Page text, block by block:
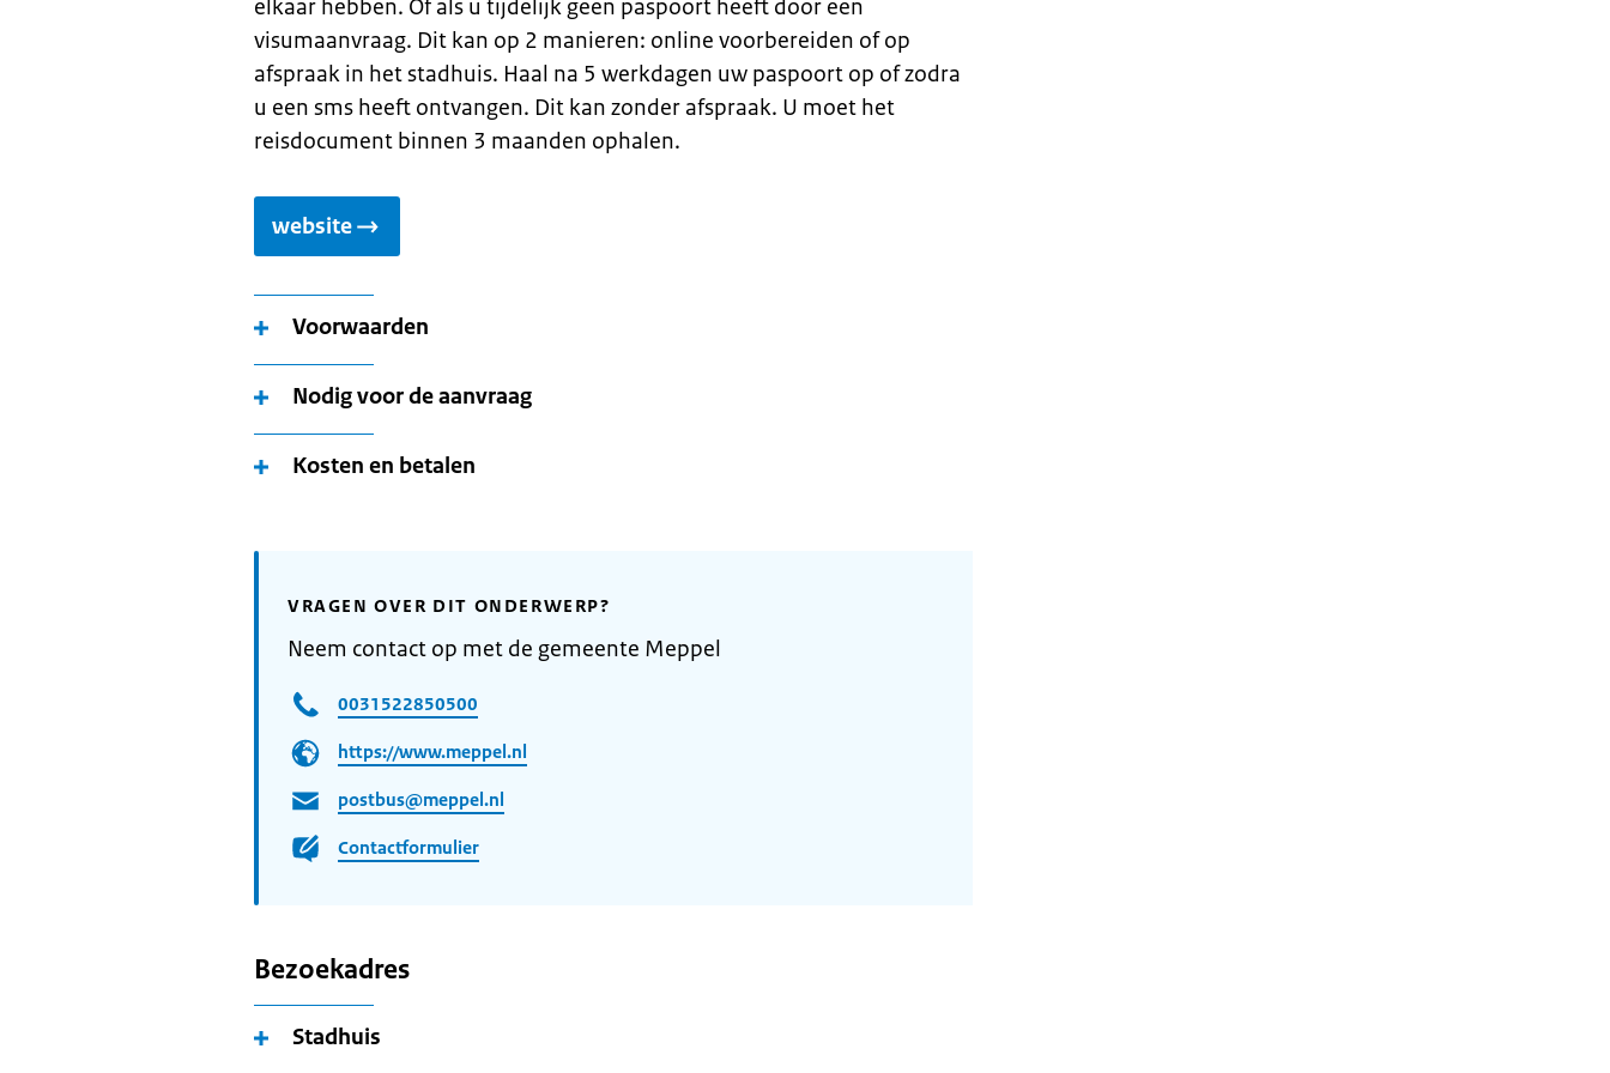
elkaar hebben. Of als u tijdelijk geen paspoort heeft door een
visumaanvraag. Dit kan op 2 manieren: online voorbereiden of op
afspraak in het stadhuis. Haal na 5 werkdagen uw paspoort op of zodra
u een sms heeft ontvangen. Dit kan zonder afspraak. U moet het
reisdocument binnen 3 maanden ophalen.
website
Voorwaarden
Nodig voor de aanvraag
Kosten en betalen
VRAGEN OVER DIT ONDERWERP?
Neem contact op met de gemeente Meppel
0031522850500
https://www.meppel.nl
postbus@meppel.nl
Contactformulier
Bezoekadres
Stadhuis